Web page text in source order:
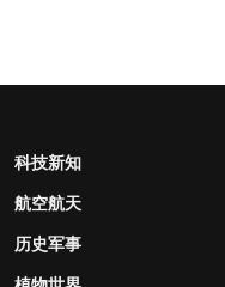
科技新知
航空航天
历史军事